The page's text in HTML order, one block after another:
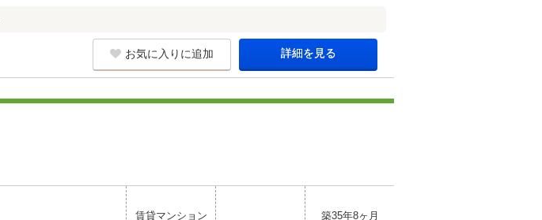
お気に入りに追加 詳細を見る
賃貸マンション 築35年8ヶ月